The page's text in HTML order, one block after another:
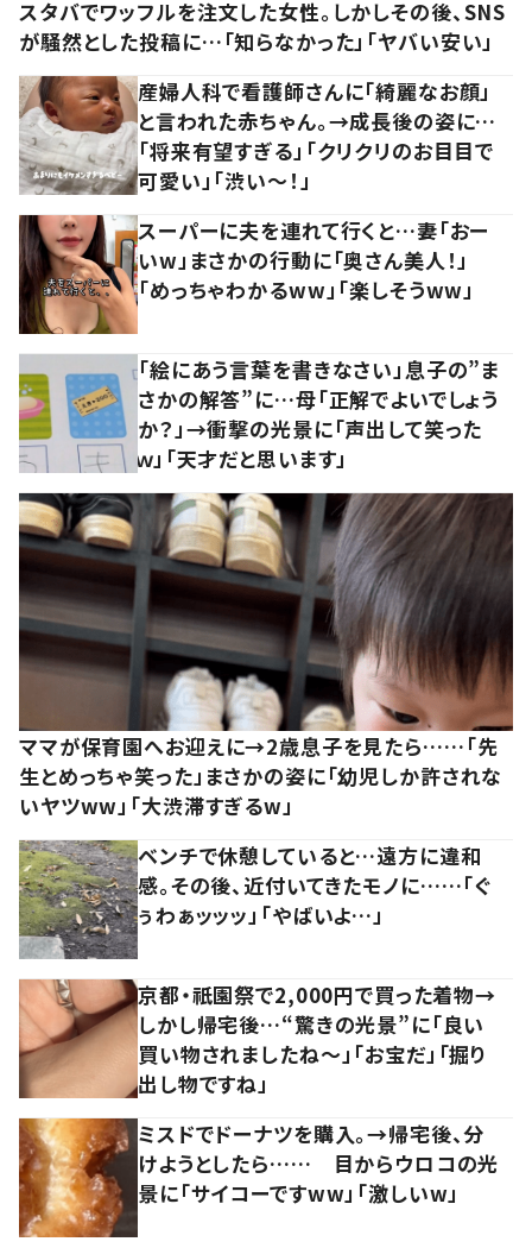
スタバでワッフルを注文した女性。しかしその後、SNS
が騒然とした投稿に…「知らなかった」「ヤバい安い」
産婦人科で看護師さんに「綺麗なお顔」
と言われた赤ちゃん。→成長後の姿に…
「将来有望すぎる」「クリクリのお目目で
可愛い」「渋い～！」
スーパーに夫を連れて行くと…妻「おー
いw」まさかの行動に「奥さん美人！」
「めっちゃわかるww」「楽しそうww」
「絵にあう言葉を書きなさい」息子の”ま
さかの解答”に…母「正解でよいでしょう
か？」→衝撃の光景に「声出して笑った
ｗ」「天才だと思います」
ママが保育園へお迎えに→2歳息子を見たら……「先
生とめっちゃ笑った」まさかの姿に「幼児しか許されな
いヤツww」「大渋滞すぎるw」
ベンチで休憩していると…遠方に違和
感。その後、近付いてきたモノに……「ぐ
ぅわぁッッッ」「やばいよ…」
京都・祇園祭で2,000円で買った着物→
しかし帰宅後…“驚きの光景”に「良い
買い物されましたね～」「お宝だ」「掘り
出し物ですね」
ミスドでドーナツを購入。→帰宅後、分
けようとしたら…… 目からウロコの光
景に「サイコーですww」「激しいw」